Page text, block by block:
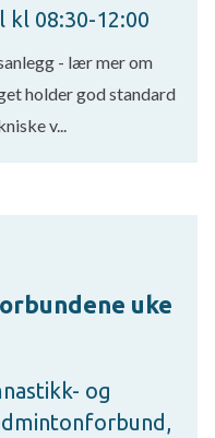
kl 08:30-12:00
- lær mer om
holder god standard
v...
uke
og